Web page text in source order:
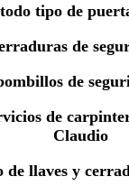
tipo de
de
de
de
Claudio
de llaves y